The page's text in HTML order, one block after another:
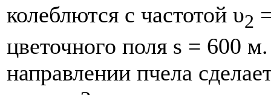
колеблются с частотой υ2
цветочного поля s = 600
направлении пчела